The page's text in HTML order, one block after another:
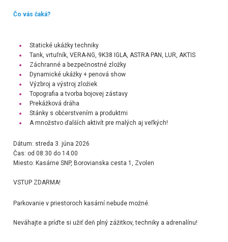
Čo vás čaká?
Statické ukážky techniky
Tank, vrtuľník, VERA-NG, 9K38 IGLA, ASTRA PAN, LUR, AKTIS
Záchranné a bezpečnostné zložky
Dynamické ukážky + penová show
Výzbroj a výstroj zložiek
Topografia a tvorba bojovej zástavy
Prekážková dráha
Stánky s občerstvením a produktmi
A množstvo ďalších aktivít pre malých aj veľkých!
Dátum: streda 3. júna 2026
Čas: od 08:30 do 14:00
Miesto: Kasárne SNP, Borovianska cesta 1, Zvolen
VSTUP ZDARMA!
Parkovanie v priestoroch kasární nebude možné.
Neváhajte a príďte si užiť deň plný zážitkov, techniky a adrenalínu!